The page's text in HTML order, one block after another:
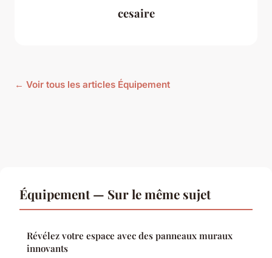
cesaire
← Voir tous les articles Équipement
Équipement — Sur le même sujet
Révélez votre espace avec des panneaux muraux
innovants